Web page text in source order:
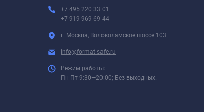
+7 495 220 33 01
+7 919 969 69 44
г. Москва, Волоколамское шоссе 103
info@format-safe.ru
Режим работы:
Пн-Пт 9:30—20:00; Без выходных.